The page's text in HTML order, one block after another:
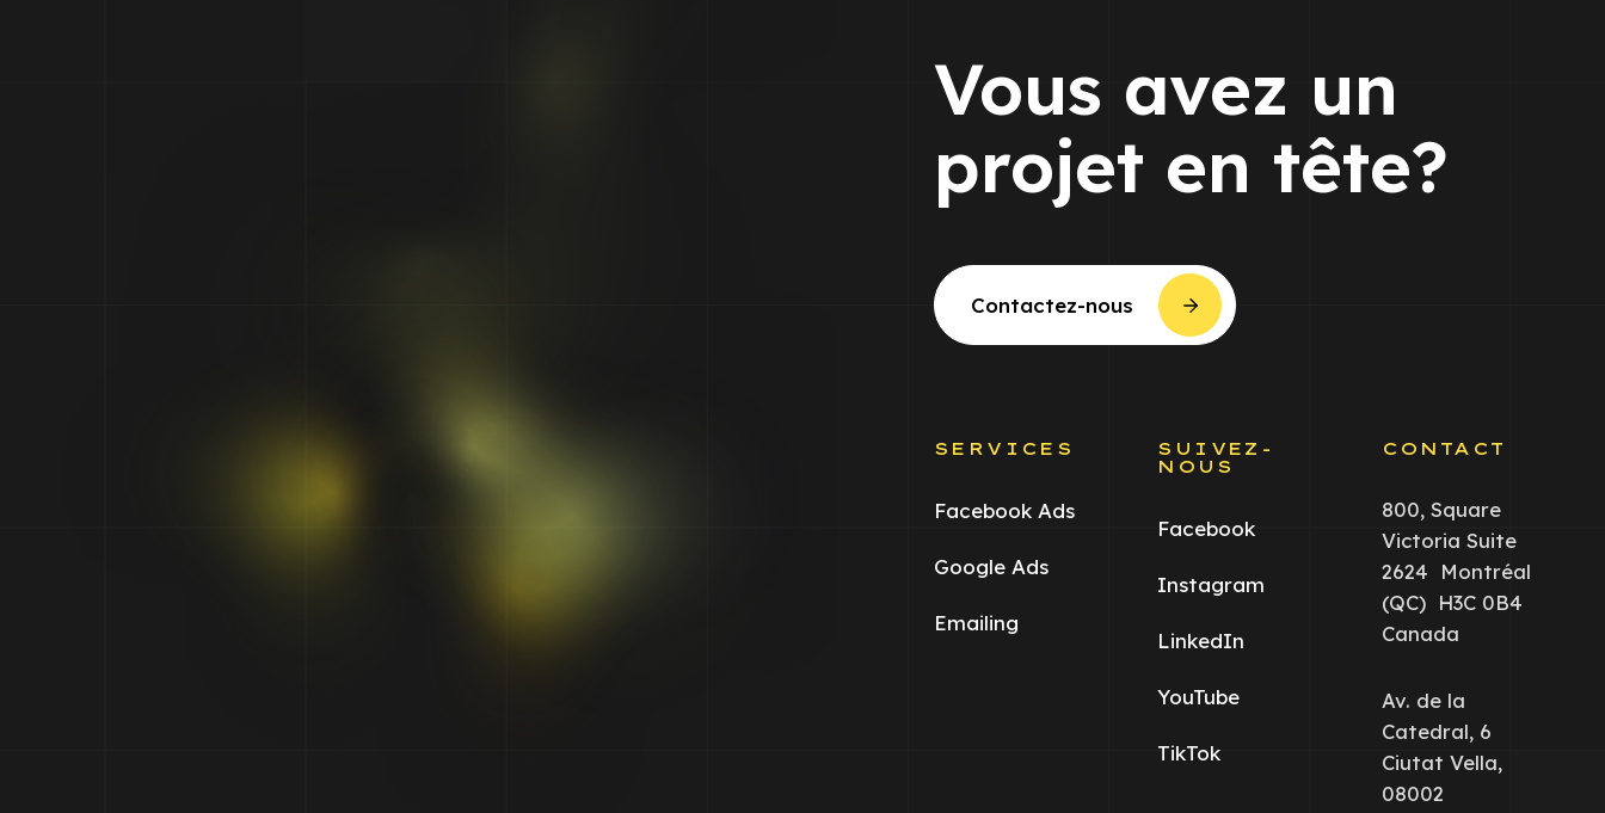
Vous avez un
projet en tête?
Contactez-nous
SERVICES
Facebook Ads
Google Ads
Emailing
SUIVEZ-
NOUS
Facebook
Instagram
LinkedIn
YouTube
TikTok
CONTACT
800, Square
Victoria Suite
2624 Montréal
(QC) H3C 0B4
Canada
Av. de la
Catedral, 6
Ciutat Vella,
08002